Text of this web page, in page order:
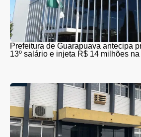
Prefeitura de Guarapuava antecipa
13º salário e injeta R$ 14 milhões